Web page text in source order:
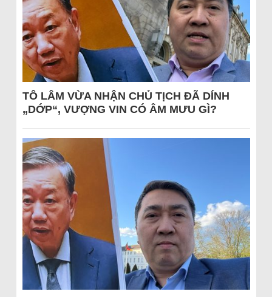
TÔ LÂM VỪA NHẬN CHỦ TỊCH ĐÃ DÍNH
„DỚP“, VƯỢNG VIN CÓ ÂM MƯU GÌ?